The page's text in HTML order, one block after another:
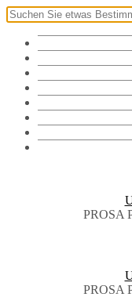
PROSA
PROSA